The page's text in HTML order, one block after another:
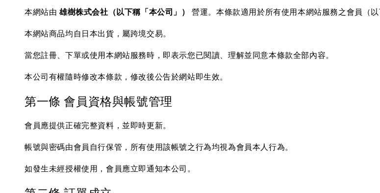
本網站由 雄樹株式会社（以下稱「本公司」） 營運。本條款適用於所有使用本網站服務之會員（以
本網站商品均自日本出貨，屬跨境交易。
當您註冊、下單或使用本網站服務時，即表示您已閱讀、理解並同意本條款全部內容。
本公司有權隨時修改本條款，修改後公告於網站即生效。
第一條 會員資格與帳號管理
會員應提供正確完整資料，並即時更新。
帳號與密碼由會員自行保管，所有使用該帳號之行為均視為會員本人行為。
如發生未經授權使用，會員應立即通知本公司。